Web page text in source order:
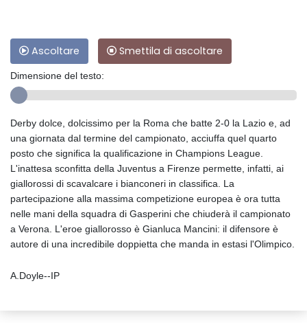
Ascoltare Smettila di ascoltare
Dimensione del testo:
Derby dolce, dolcissimo per la Roma che batte 2-0 la Lazio e, ad
una giornata dal termine del campionato, acciuffa quel quarto
posto che significa la qualificazione in Champions League.
L'inattesa sconfitta della Juventus a Firenze permette, infatti, ai
giallorossi di scavalcare i bianconeri in classifica. La
partecipazione alla massima competizione europea è ora tutta
nelle mani della squadra di Gasperini che chiuderà il campionato
a Verona. L'eroe giallorosso è Gianluca Mancini: il difensore è
autore di una incredibile doppietta che manda in estasi l'Olimpico.
A.Doyle--IP